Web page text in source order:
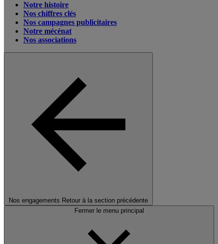
Notre histoire
Nos chiffres clés
Nos campagnes publicitaires
Notre mécénat
Nos associations
Nos engagements Retour à la section précédente
Fermer le menu principal